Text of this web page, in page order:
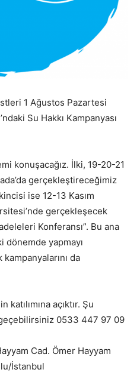
1 Ağustos Pazartesi
Su Hakkı Kampanyası
konuşacağız. İlki, 19-20-21
gerçekleştireceğimiz
ise 12-13 Kasım
gerçekleşecek
Konferansı”. Bu ana
dönemde yapmayı
da
açıktır. Şu
0533 447 97 09
Cad. Ömer Hayyam
İstanbul